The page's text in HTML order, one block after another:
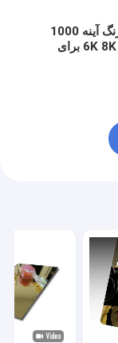
ورق استیل ضد زنگ آینه 1000
میلی متری 304 6K 8K برای